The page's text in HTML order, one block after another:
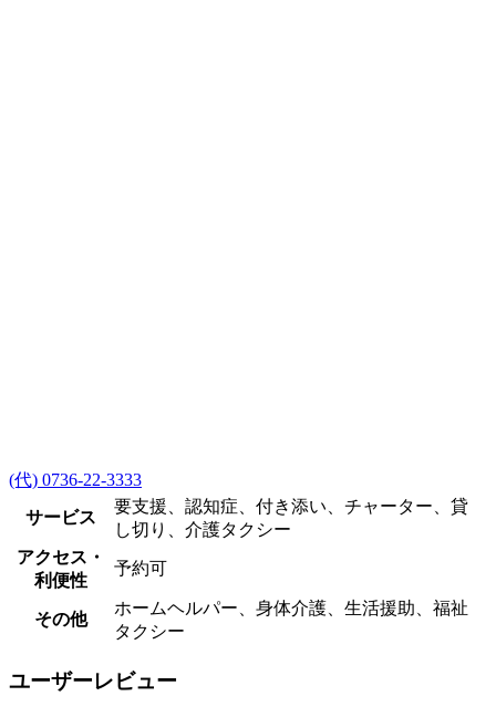
(代) 0736-22-3333
サービス
要支援、認知症、付き添い、チャーター、貸
し切り、介護タクシー
アクセス・
利便性
予約可
その他
ホームヘルパー、身体介護、生活援助、福祉
タクシー
ユーザーレビュー